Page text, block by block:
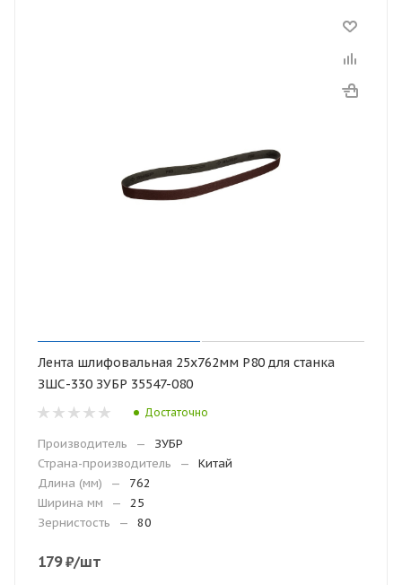
Лента шлифовальная 25х762мм Р80 для станка
ЗШС-330 ЗУБР 35547-080
Достаточно
Производитель —
ЗУБР
Страна-производитель
—
Китай
Длина (мм)
—
762
Ширина мм
—
25
Зернистость
— 80
179₽/шт